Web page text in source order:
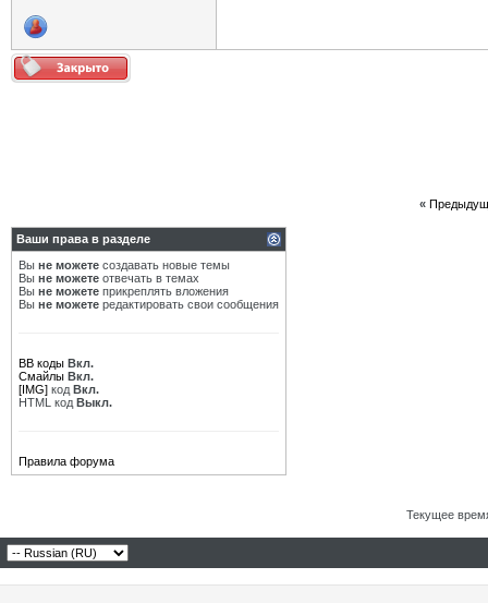
«
Ваши права в разделе
Вы не можете создавать новые темы
Вы не можете отвечать в темах
Вы не можете прикреплять вложения
Вы не можете редактировать свои сообщения
BB коды Вкл.
Смайлы Вкл.
[IMG] код Вкл.
HTML код Выкл.
Правила форума
Текущее